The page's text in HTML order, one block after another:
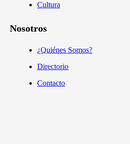
Cultura
Nosotros
¿Quiénes Somos?
Directorio
Contacto